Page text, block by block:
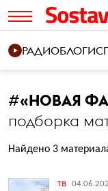
РАДИОБЛОГИ
#«НОВАЯ
подборка
Найдено 3
тв